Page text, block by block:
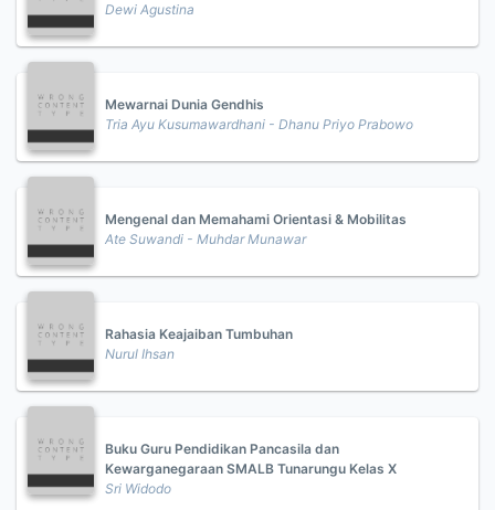
Dewi Agustina
Mewarnai Dunia Gendhis
Tria Ayu Kusumawardhani - Dhanu Priyo Prabowo
Mengenal dan Memahami Orientasi & Mobilitas
Ate Suwandi - Muhdar Munawar
Rahasia Keajaiban Tumbuhan
Nurul Ihsan
Buku Guru Pendidikan Pancasila dan
Kewarganegaraan SMALB Tunarungu Kelas X
Sri Widodo